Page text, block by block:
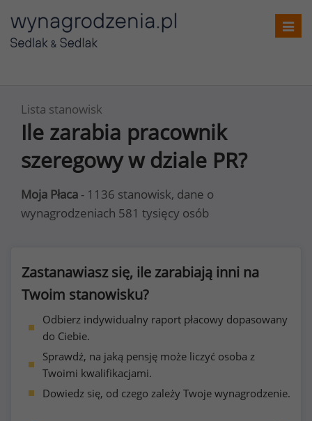
Lista stanowisk
Ile zarabia pracownik
szeregowy w dziale PR?
Moja Płaca - 1136 stanowisk, dane o
wynagrodzeniach 581 tysięcy osób
Zastanawiasz się, ile zarabiają inni na
Twoim stanowisku?
Odbierz indywidualny raport płacowy dopasowany
do Ciebie.
Sprawdź, na jaką pensję może liczyć osoba z
Twoimi kwalifikacjami.
Dowiedz się, od czego zależy Twoje wynagrodzenie.